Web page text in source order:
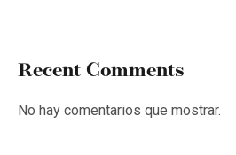
Recent Comments
No hay comentarios que mostrar.